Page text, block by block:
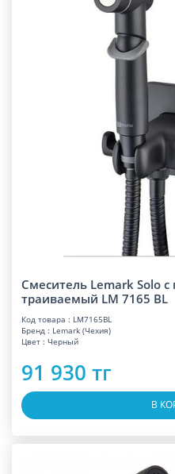
Смеситель Lemark Solo
траиваемый LM 7165 BL
Код товара : LM7165BL
Бренд : Lemark (Чехия)
Цвет : Черный
91 930 тг
В